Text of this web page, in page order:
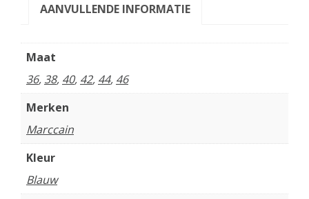
AANVULLENDE INFORMATIE
Maat
36, 38, 40, 42, 44, 46
Merken
Marccain
Kleur
Blauw